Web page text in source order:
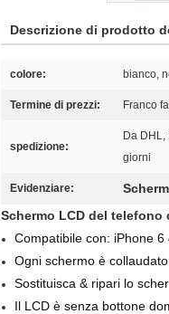
Descrizione di prodotto
colore: bianco,
Termine di prezzi: Franco
spedizione:
Da DHL,
giorni
Evidenziare:
Schermo LCD del
Compatibile con: iPhone 6
Ogni schermo è
Sostituisca & ripari lo
Il LCD è senza bottone